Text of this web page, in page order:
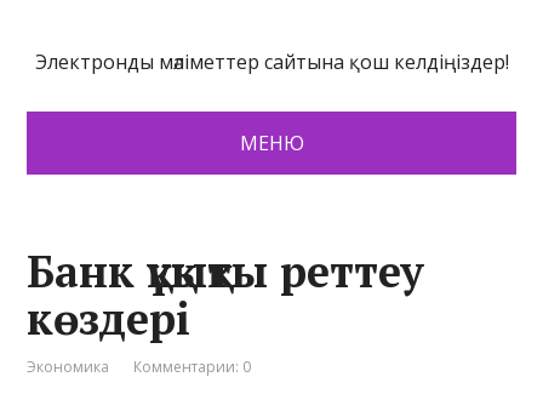
Электронды мәліметтер сайтына қош келдіңіздер!
МЕНЮ
Банк құқықты реттеу
көздері
Экономика Комментарии: 0